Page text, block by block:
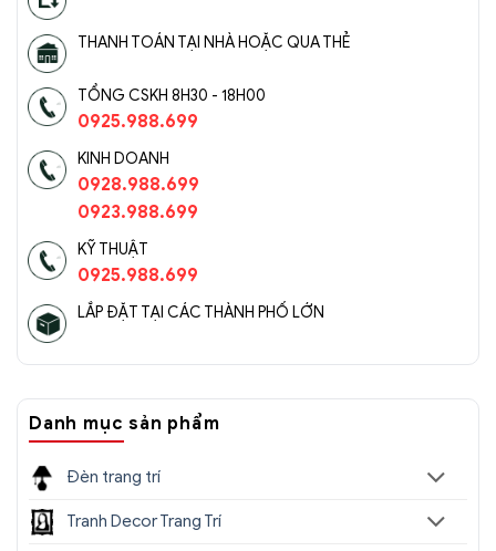
THANH TOÁN TẠI NHÀ HOẶC QUA THẺ
TỔNG CSKH 8H30 - 18H00
0925.988.699
KINH DOANH
0928.988.699
0923.988.699
KỸ THUẬT
0925.988.699
LẮP ĐẶT TẠI CÁC THÀNH PHỐ LỚN
Danh mục sản phẩm
Đèn trang trí
Tranh Decor Trang Trí